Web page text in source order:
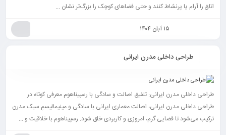
اتاق را آرام یا پرنشاط کنند و حتی فضاهای کوچک را بزرگ‌تر نشان ...
۱۵ آبان ۱۴۰۴
طراحی داخلی مدرن ایرانی
طراحی داخلی مدرن ایرانی: تلفیق اصالت و سادگی با رسپیناهوم معرفی کوتاه در
طراحی داخلی مدرن ایرانی، اصالتِ معماری ایرانی با سادگی و مینیمالیسمِ سبک مدرن
ترکیب می‌شود تا فضایی گرم، امروزی و کاربردی خلق شود. رسپیناهوم با خلاقیت و ...